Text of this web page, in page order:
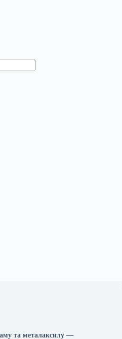
та металаксилу —